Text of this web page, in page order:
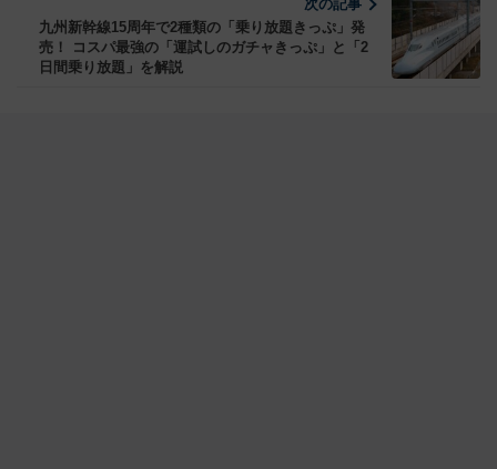
次の記事
九州新幹線15周年で2種類の「乗り放題きっぷ」発
売！ コスパ最強の「運試しのガチャきっぷ」と「2
日間乗り放題」を解説